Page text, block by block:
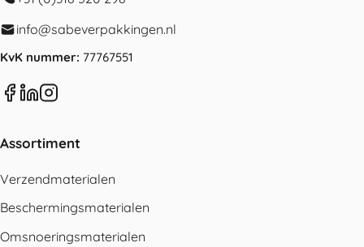
info@sabeverpakkingen.nl
KvK nummer: 77767551
Assortiment
Verzendmaterialen
Beschermingsmaterialen
Omsnoeringsmaterialen